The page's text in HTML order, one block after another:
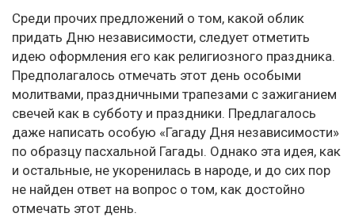
Среди прочих предложений о том, какой облик
придать Дню независимости, следует отметить
идею оформления его как религиозного праздника.
Предполагалось отмечать этот день особыми
молитвами, праздничными трапезами с зажиганием
свечей как в субботу и праздники. Предлагалось
даже написать особую «Гагаду Дня независимости»
по образцу пасхальной Гагады. Однако эта идея, как
и остальные, не укоренилась в народе, и до сих пор
не найден ответ на вопрос о том, как достойно
отмечать этот день.